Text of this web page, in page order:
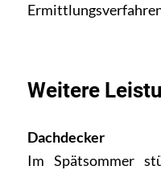
Weitere
Dachdecker
Im Spätsommer